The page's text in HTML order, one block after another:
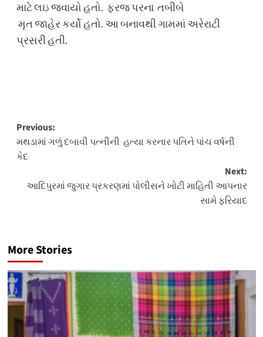
માટે લઇ જવાયો હતો. ફરજ પરના તબીબે
મૃત જાહેર કર્યો હતો. આ બનાવથી ગામમાં અરેરાટી
પ્રસરી હતી.
Post
navigation
Previous:
મથડામાં ગળું દબાવી પત્નીની હત્યા કરનાર પતિને પાંચ વર્ષની
કેદ
Next:
આદિપુરમાં જુગાર પ્રકરણમાં પોલીસને ખોટી માહિતી આપનાર
સામે ફરિયાદ
More Stories